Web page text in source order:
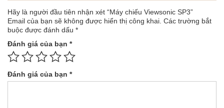
Hãy là người đầu tiên nhận xét “Máy chiếu Viewsonic SP3”
Email của bạn sẽ không được hiển thị công khai. Các trường bắt
buộc được đánh dấu *
Đánh giá của bạn *
Đánh giá của bạn *